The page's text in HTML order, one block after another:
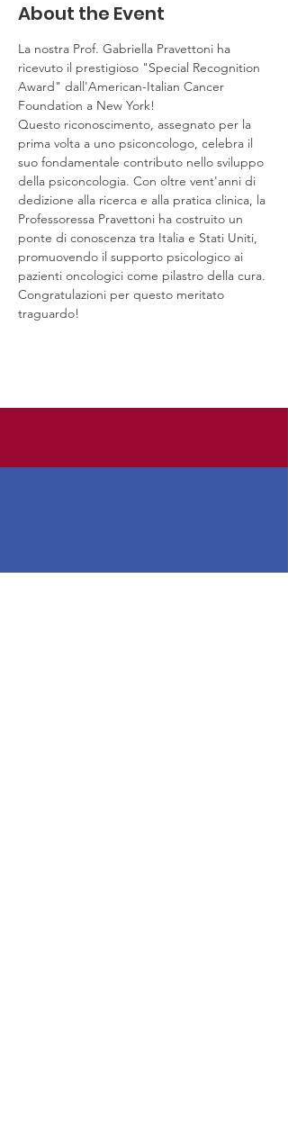
About the Event
La nostra Prof. Gabriella Pravettoni ha
ricevuto il prestigioso "Special Recognition
Award" dall'American-Italian Cancer
Foundation a New York!
Questo riconoscimento, assegnato per la
prima volta a uno psiconcologo, celebra il
suo fondamentale contributo nello sviluppo
della psiconcologia. Con oltre vent'anni di
dedizione alla ricerca e alla pratica clinica, la
Professoressa Pravettoni ha costruito un
ponte di conoscenza tra Italia e Stati Uniti,
promuovendo il supporto psicologico ai
pazienti oncologici come pilastro della cura.
Congratulazioni per questo meritato
traguardo!